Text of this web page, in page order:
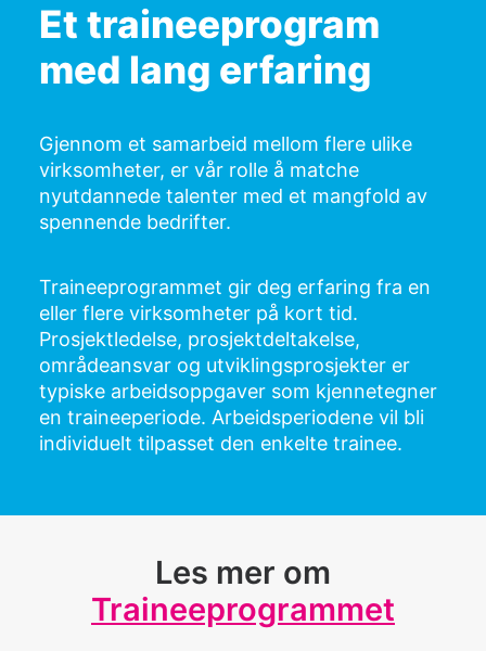
Et traineeprogram
med lang erfaring
Gjennom et samarbeid mellom flere ulike
virksomheter, er vår rolle å matche
nyutdannede talenter med et mangfold av
spennende bedrifter.
Traineeprogrammet gir deg erfaring fra en
eller flere virksomheter på kort tid.
Prosjektledelse, prosjektdeltakelse,
områdeansvar og utviklingsprosjekter er
typiske arbeidsoppgaver som kjennetegner
en traineeperiode. Arbeidsperiodene vil bli
individuelt tilpasset den enkelte trainee.
Les mer om
Traineeprogrammet